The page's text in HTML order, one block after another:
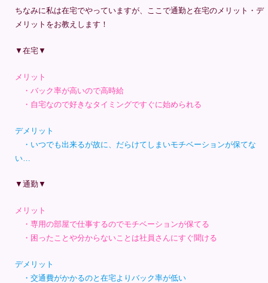
ちなみに私は在宅でやっていますが、ここで通勤と在宅のメリット・デ
メリットをお教えします！
▼在宅▼
メリット
・バック率が高いので高時給
・自宅なので好きなタイミングですぐに始められる
デメリット
・いつでも出来るが故に、だらけてしまいモチベーションが保てな
い…
▼通勤▼
メリット
・専用の部屋で仕事するのでモチベーションが保てる
・困ったことや分からないことは社員さんにすぐ聞ける
デメリット
・交通費がかかるのと在宅よりバック率が低い